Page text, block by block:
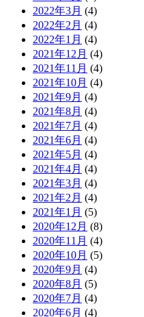
2022年3月 (4)
2022年2月 (4)
2022年1月 (4)
2021年12月 (4)
2021年11月 (4)
2021年10月 (4)
2021年9月 (4)
2021年8月 (4)
2021年7月 (4)
2021年6月 (4)
2021年5月 (4)
2021年4月 (4)
2021年3月 (4)
2021年2月 (4)
2021年1月 (5)
2020年12月 (8)
2020年11月 (4)
2020年10月 (5)
2020年9月 (4)
2020年8月 (5)
2020年7月 (4)
2020年6月 (4)